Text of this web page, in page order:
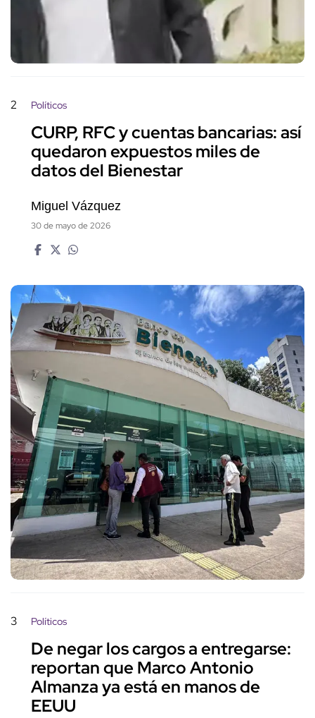
2 Políticos
CURP, RFC y cuentas bancarias: así
quedaron expuestos miles de
datos del Bienestar
Miguel Vázquez
30 de mayo de 2026
3 Políticos
De negar los cargos a entregarse:
reportan que Marco Antonio
Almanza ya está en manos de
EEUU